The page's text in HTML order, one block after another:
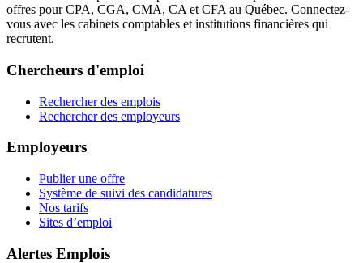
offres pour CPA, CGA, CMA, CA et CFA au Québec. Connectez-
vous avec les cabinets comptables et institutions financières qui
recrutent.
Chercheurs d'emploi
Rechercher des emplois
Rechercher des employeurs
Employeurs
Publier une offre
Système de suivi des candidatures
Nos tarifs
Sites d’emploi
Alertes Emplois